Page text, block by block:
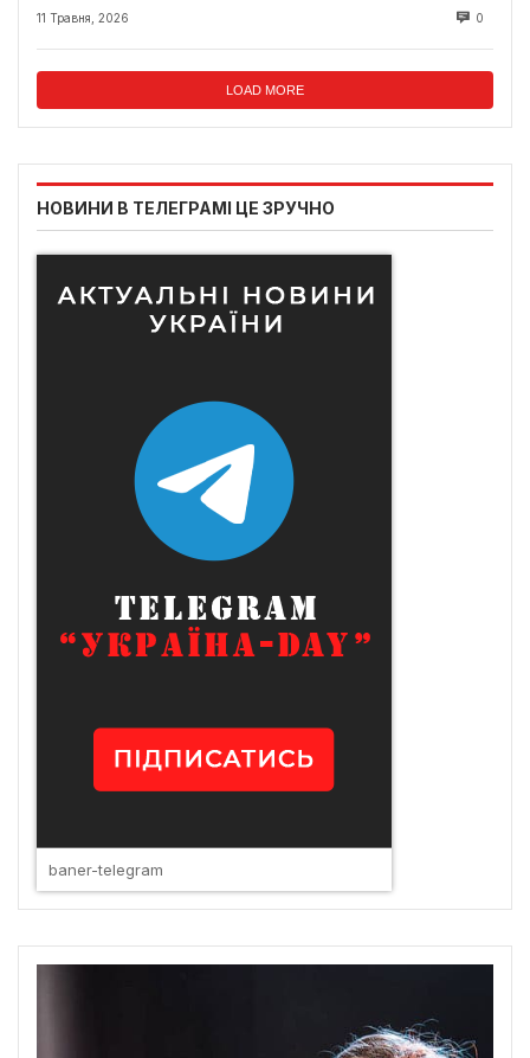
11 Травня, 2026 0
LOAD MORE
НОВИНИ В ТЕЛЕГРАМІ ЦЕ ЗРУЧНО
baner-telegram